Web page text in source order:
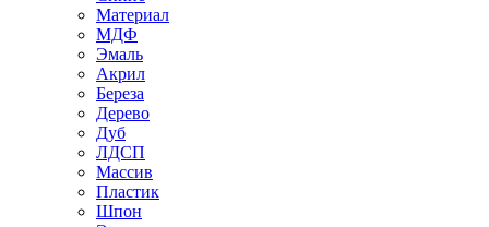
Материал
МДФ
Эмаль
Акрил
Береза
Дерево
Дуб
ЛДСП
Массив
Пластик
Шпон